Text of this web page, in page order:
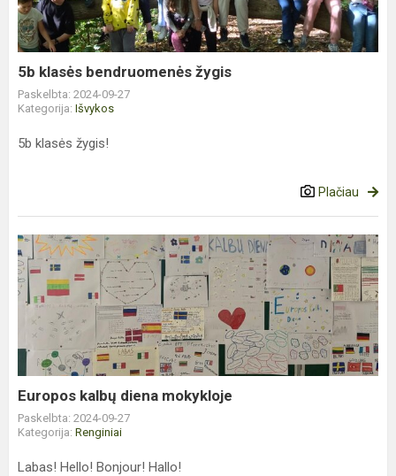
5b klasės bendruomenės žygis
Paskelbta: 2024-09-27
Kategorija: Išvykos
5b klasės žygis!
Plačiau
Europos
kalbų
diena
mokykloje
Europos kalbų diena mokykloje
Paskelbta: 2024-09-27
Kategorija: Renginiai
Labas! Hello! Bonjour! Hallo!